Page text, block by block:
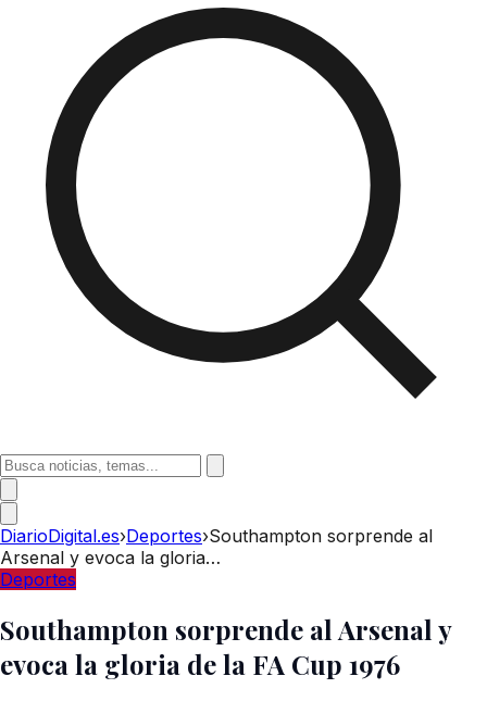
DiarioDigital.es›Deportes›Southampton sorprende al
Arsenal y evoca la gloria…
Deportes
Southampton sorprende al Arsenal y
evoca la gloria de la FA Cup 1976